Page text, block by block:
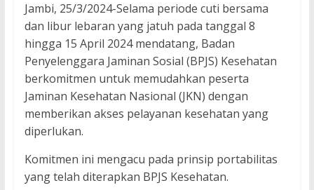
Jambi, 25/3/2024-Selama periode cuti bersama
dan libur lebaran yang jatuh pada tanggal 8
hingga 15 April 2024 mendatang, Badan
Penyelenggara Jaminan Sosial (BPJS) Kesehatan
berkomitmen untuk memudahkan peserta
Jaminan Kesehatan Nasional (JKN) dengan
memberikan akses pelayanan kesehatan yang
diperlukan.
Komitmen ini mengacu pada prinsip portabilitas
yang telah diterapkan BPJS Kesehatan.